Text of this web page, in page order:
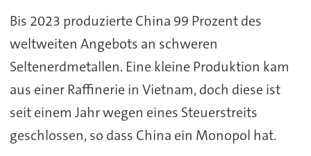
Bis 2023 produzierte China 99 Prozent des
weltweiten Angebots an schweren
Seltenerdmetallen. Eine kleine Produktion kam
aus einer Raffinerie in Vietnam, doch diese ist
seit einem Jahr wegen eines Steuerstreits
geschlossen, so dass China ein Monopol hat.